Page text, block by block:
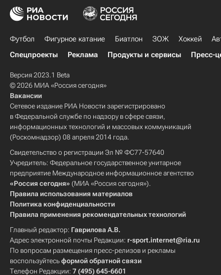
Футбол Фигурное катание Биатлон ЗОЖ Хоккей
Спецпроекты
Реклама Продукты и сервисы Пресс-
Версия 2023.1 Beta
© 2026 МИА «Россия сегодня»
Вакансии
Сетевое издание РИА Новости зарегистрировано
в Федеральной службе по надзору в сфере связи,
информационных технологий и массовых коммуникаций
(Роскомнадзор) 08 апреля 2014 года.
Свидетельство о регистрации Эл № ФС77-57640
Учредитель: Федеральное государственное унитарное
предприятие Международное информационное агентство
«Россия сегодня» (МИА «Россия сегодня»).
Правила использования материалов
Политика конфиденциальности
Правила применения рекомендательных технологий
Главный редактор: Гаврилова А.В.
Адрес электронной почты Редакции: r-sport.internet@ria.ru
По вопросам размещения пресс-релизов и рекламы
воспользуйтесьформой обратной связи
Телефон Редакции: 7 (495) 645-6601